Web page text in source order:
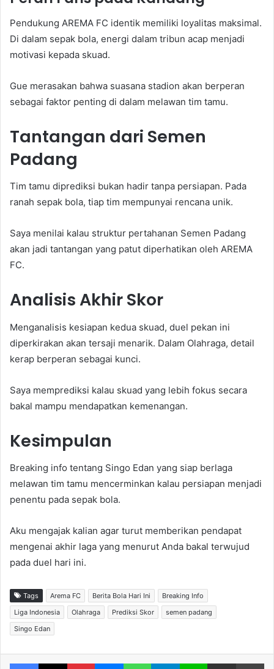
Pendukung AREMA FC identik memiliki loyalitas maksimal.
Di dalam sepak bola, energi dalam tribun acap menjadi
motivasi kepada skuad.
Gue merasakan bahwa suasana stadion akan berperan
sebagai faktor penting di dalam melawan tim tamu.
Tantangan dari Semen
Padang
Tim tamu diprediksi bukan hadir tanpa persiapan. Pada
ranah sepak bola, tiap tim mempunyai rencana unik.
Saya menilai kalau struktur pertahanan Semen Padang
akan jadi tantangan yang patut diperhatikan oleh AREMA
FC.
Analisis Akhir Skor
Menganalisis kesiapan kedua skuad, duel pekan ini
diperkirakan akan tersaji menarik. Dalam Olahraga, detail
kerap berperan sebagai kunci.
Saya memprediksi kalau skuad yang lebih fokus secara
bakal mampu mendapatkan kemenangan.
Kesimpulan
Breaking info tentang Singo Edan yang siap berlaga
melawan tim tamu mencerminkan kalau persiapan menjadi
penentu pada sepak bola.
Aku mengajak kalian agar turut memberikan pendapat
mengenai akhir laga yang menurut Anda bakal terwujud
pada duel hari ini.
Tags Arema FC Berita Bola Hari Ini
Breaking Info
Liga Indonesia
Olahraga Prediksi Skor
semen padang
Singo Edan
Facebook X Pinterest Messenger WhatsApp Telegram Line Share via Email